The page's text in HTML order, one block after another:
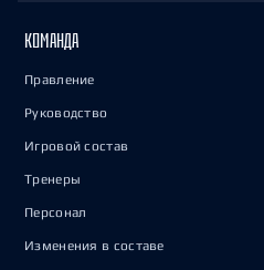
КОМАНДА
Правление
Руководство
Игровой состав
Тренеры
Персонал
Изменения в составе